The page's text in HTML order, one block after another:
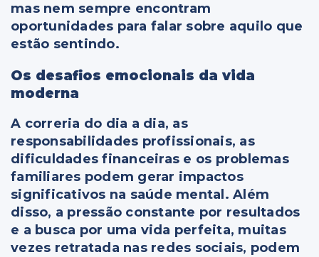
mas nem sempre encontram
oportunidades para falar sobre aquilo que
estão sentindo.
Os desafios emocionais da vida
moderna
A correria do dia a dia, as
responsabilidades profissionais, as
dificuldades financeiras e os problemas
familiares podem gerar impactos
significativos na saúde mental. Além
disso, a pressão constante por resultados
e a busca por uma vida perfeita, muitas
vezes retratada nas redes sociais, podem